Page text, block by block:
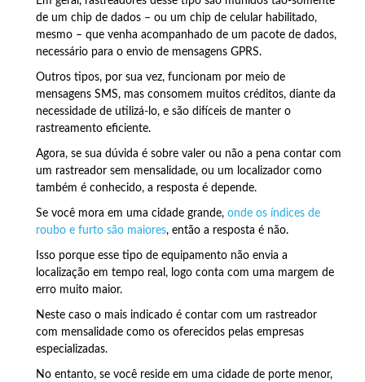
de um chip de dados – ou um chip de celular habilitado,
mesmo – que venha acompanhado de um pacote de dados,
necessário para o envio de mensagens GPRS.
Outros tipos, por sua vez, funcionam por meio de
mensagens SMS, mas consomem muitos créditos, diante da
necessidade de utilizá-lo, e são difíceis de manter o
rastreamento eficiente.
Agora, se sua dúvida é sobre valer ou não a pena contar com
um rastreador sem mensalidade, ou um localizador como
também é conhecido, a resposta é depende.
Se você mora em uma cidade grande, onde os índices de
roubo e furto são maiores, então a resposta é não.
Isso porque esse tipo de equipamento não envia a
localização em tempo real, logo conta com uma margem de
erro muito maior.
Neste caso o mais indicado é contar com um rastreador
com mensalidade como os oferecidos pelas empresas
especializadas.
No entanto, se você reside em uma cidade de porte menor,